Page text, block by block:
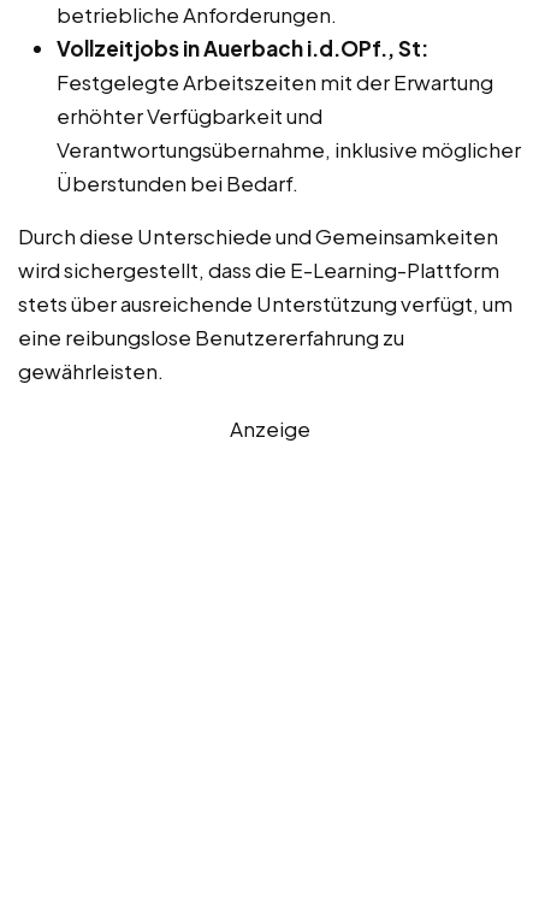
betriebliche Anforderungen.
Vollzeitjobs in Auerbach i.d.OPf., St:
Festgelegte Arbeitszeiten mit der Erwartung
erhöhter Verfügbarkeit und
Verantwortungsübernahme, inklusive möglicher
Überstunden bei Bedarf.
Durch diese Unterschiede und Gemeinsamkeiten
wird sichergestellt, dass die E-Learning-Plattform
stets über ausreichende Unterstützung verfügt, um
eine reibungslose Benutzererfahrung zu
gewährleisten.
Anzeige